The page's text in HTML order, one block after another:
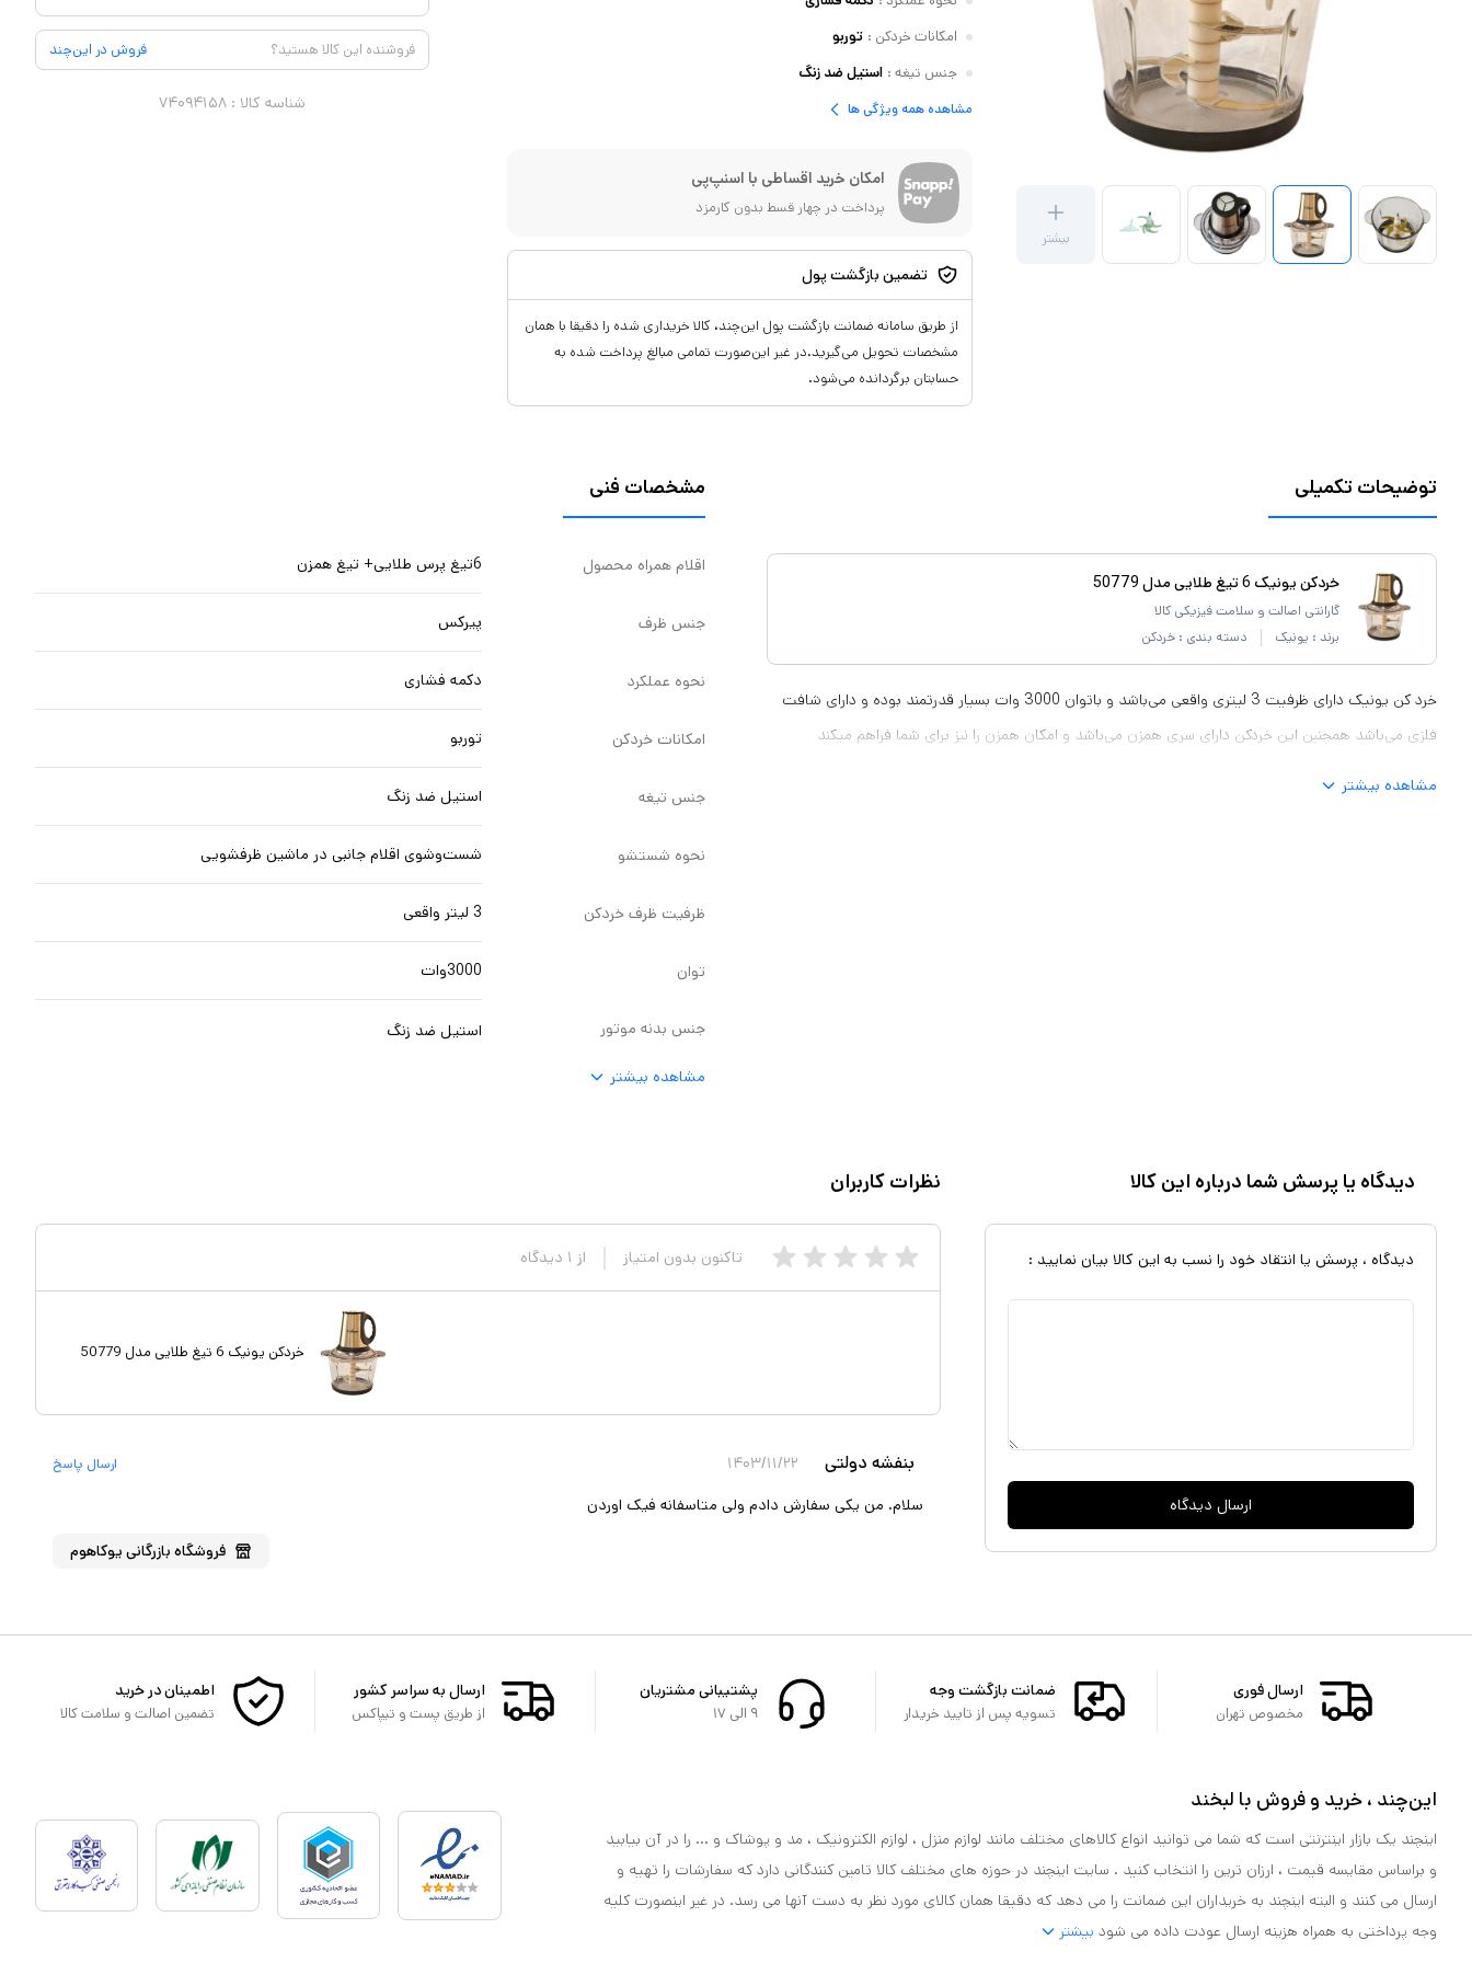
بیشتر
امکانات خردکن : توربو
جنس تیغه : استیل ضد زنگ
مشاهده همه ویژگی ها
امکان خرید اقساطی با اسنپ‌پی
پرداخت در چهار قسط بدون کارمزد
تضمین بازگشت پول
از طریق سامانه ضمانت بازگشت پول این‌چند، کالا خریداری شده را دقیقا با همان
مشخصات تحویل می‌گیرید.در غیر این‌صورت تمامی مبالغ پرداخت شده به
حسابتان برگردانده می‌شود.
فروشنده این کالا هستید؟ فروش در این‌چند
شناسه کالا : ۷۴۰۹۴۱۵۸
توضیحات تکمیلی
خردکن یونیک 6 تیغ طلایی مدل 50779
گارانتی اصالت و سلامت فیزیکی کالا
برند : یونیک دسته بندی : خردکن
خرد کن یونیک دارای ظرفیت 3 لیتری واقعی می‌باشد و باتوان 3000 وات بسیار قدرتمند بوده و دارای شافت
فلزی می‌باشد همچنین این خردکن دارای سری همزن می‌باشد و امکان همزن را نیز برای شما فراهم میکند
مشاهده بیشتر
مشخصات فنی
اقلام همراه محصول 6تیغ پرس طلایی+ تیغ همزن
جنس ظرف پیرکس
نحوه عملکرد دکمه فشاری
امکانات خردکن توربو
جنس تیغه استیل ضد زنگ
نحوه شستشو شست‌وشوی اقلام جانبی در ماشین ظرفشویی
ظرفیت ظرف خردکن 3 لیتر واقعی
توان 3000وات
جنس بدنه موتور استیل ضد زنگ
مشاهده بیشتر
دیدگاه یا پرسش شما درباره این کالا
دیدگاه ، پرسش یا انتقاد خود را نسب به این کالا بیان نمایید :
ارسال دیدگاه
نظرات کاربران
تاکنون بدون امتیاز از ۱ دیدگاه
خردکن یونیک 6 تیغ طلایی مدل 50779
بنفشه دولتی ۱۴۰۳/۱۱/۲۲ ارسال پاسخ
سلام. من یکی سفارش دادم ولی متاسفانه فیک اوردن
فروشگاه بازرگانی یوکاهوم
ارسال فوری
مخصوص تهران
ضمانت بازگشت وجه
تسویه پس از تایید خریدار
پشتیبانی مشتریان
۹ الی ۱۷
ارسال به سراسر کشور
از طریق پست و تیپاکس
اطمینان در خرید
تضمین اصالت و سلامت کالا
این‌چند ، خرید و فروش با لبخند
اینچند یک بازار اینترنتی است که شما می توانید انواع کالاهای مختلف مانند لوازم منزل ، لوازم الکترونیک ، مد و پوشاک و ... را در آن بیابید
و براساس مقایسه قیمت ، ارزان ترین را انتخاب کنید . سایت اینچند در حوزه های مختلف کالا تامین کنندگانی دارد که سفارشات را تهیه و
ارسال می کنند و البته اینچند به خریداران این ضمانت را می دهد که دقیقا همان کالای مورد نظر به دست آنها می رسد. در غیر اینصورت کلیه
وجه پرداختی به همراه هزینه ارسال عودت داده می شود بیشتر